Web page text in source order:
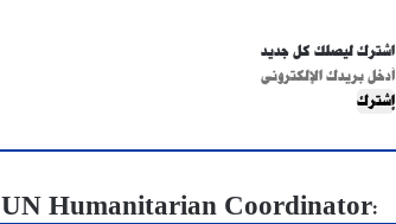
اشترك ليصلك كل جديد
أدخل
بريدك
UN Humanitarian Coordinator: